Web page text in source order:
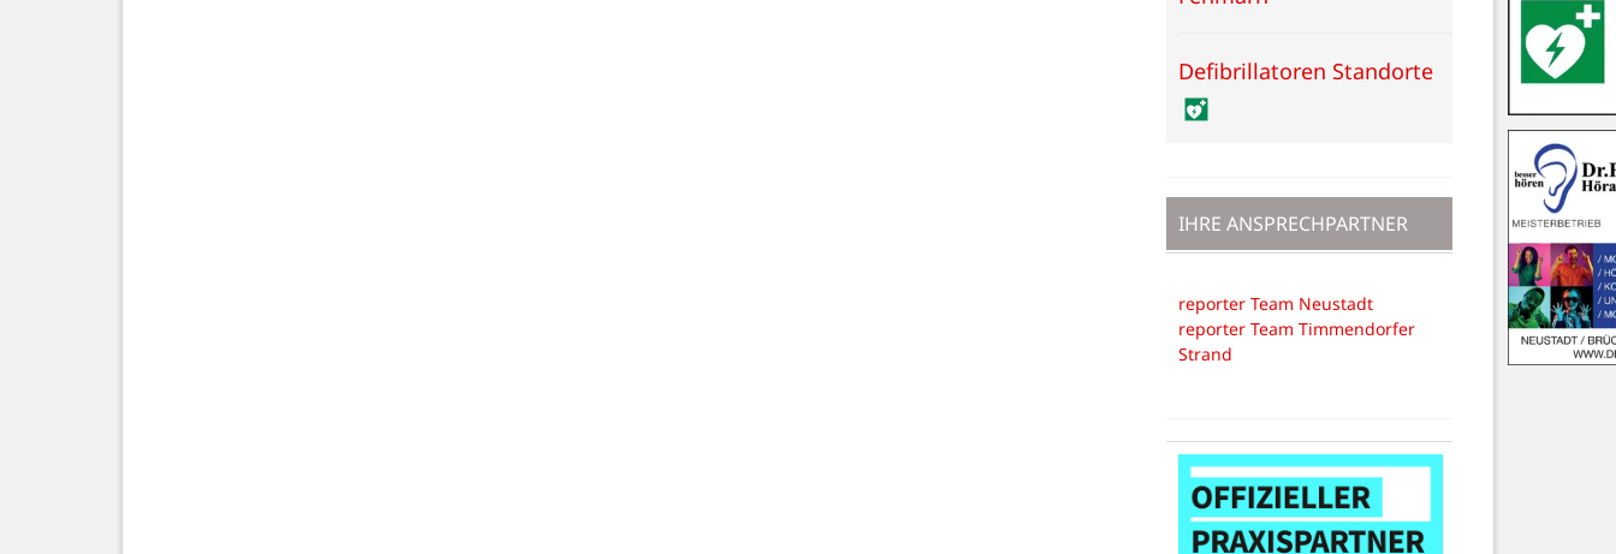
Defibrillatoren Standorte
IHRE ANSPRECHPARTNER
reporter Team Neustadt
reporter Team Timmendorfer
Strand